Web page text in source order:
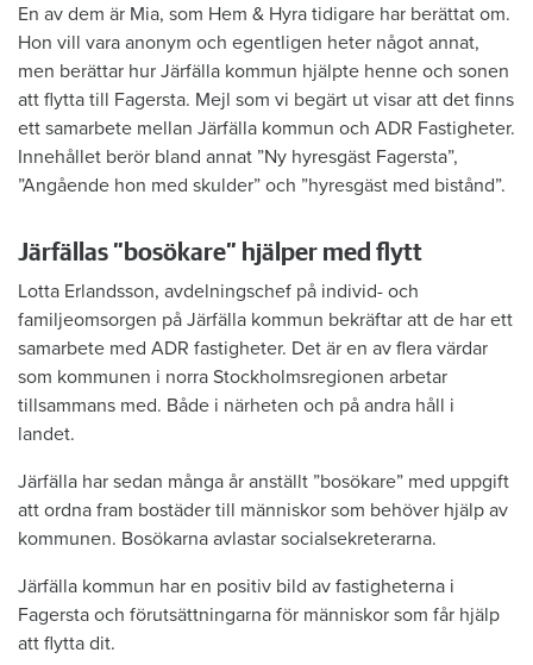
En av dem är Mia, som Hem & Hyra tidigare har berättat om.
Hon vill vara anonym och egentligen heter något annat,
men berättar hur Järfälla kommun hjälpte henne och sonen
att flytta till Fagersta. Mejl som vi begärt ut visar att det finns
ett samarbete mellan Järfälla kommun och ADR Fastigheter.
Innehållet berör bland annat ”Ny hyresgäst Fagersta”,
”Angående hon med skulder” och ”hyresgäst med bistånd”.
Järfällas ”bosökare” hjälper med flytt
Lotta Erlandsson, avdelningschef på individ- och
familjeomsorgen på Järfälla kommun bekräftar att de har ett
samarbete med ADR fastigheter. Det är en av flera värdar
som kommunen i norra Stockholmsregionen arbetar
tillsammans med. Både i närheten och på andra håll i
landet.
Järfälla har sedan många år anställt ”bosökare” med uppgift
att ordna fram bostäder till människor som behöver hjälp av
kommunen. Bosökarna avlastar socialsekreterarna.
Järfälla kommun har en positiv bild av fastigheterna i
Fagersta och förutsättningarna för människor som får hjälp
att flytta dit.